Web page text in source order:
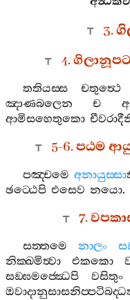
3.
4.
තතියස‍්ස චතුත්‍ථෙ
ඤාණබලෙන
ච
ආමිසහෙතුකො
5-6.පඨම
පඤ‍්චමෙ අනායුස‍්සා
ඡට‍්ඨෙපි එසෙව නයො.
7.
සත‍්තමෙ නාලං
නික‍්ඛමිත්‍වා
එකකො
සඞ‍්ඝමජ‍්ඣෙපි
වසිතුං